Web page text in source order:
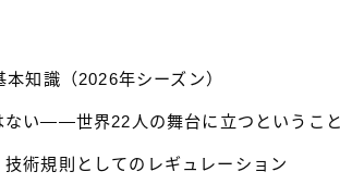
本知識（2026年シーズン）
ない——世界22人の舞台に立つということ
術規則としてのレギュレーション